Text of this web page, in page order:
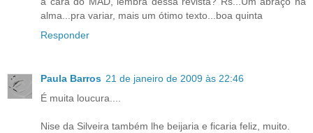
alma...pra variar, mais um ótimo texto...boa quinta
Responder
Paula Barros 21 de janeiro de 2009 às 22:46
É muita loucura....
Nise da Silveira também lhe beijaria e ficaria feliz, muito.